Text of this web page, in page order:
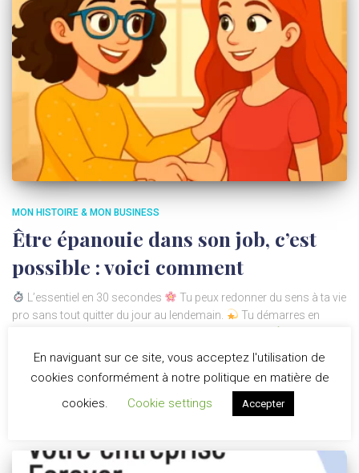
MON HISTOIRE & MON BUSINESS
Être épanouie dans son job, c’est
possible : voici comment
L’essentiel en 30 secondes
Tu peux redonner du sens à ta vie
pro sans tout quitter du jour au lendemain.
Tu démarres en
du bien-être et de la beauté naturelle est en plein essor.
Read more…
En naviguant sur ce site, vous acceptez l'utilisation de
cookies conformément à notre politique en matière de
cookies.
Cookie settings Accepter